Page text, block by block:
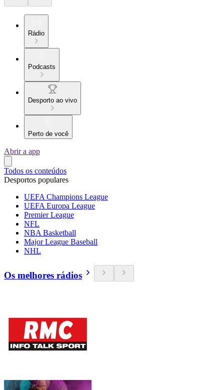
Rádio
Podcasts
Desporto ao vivo
Perto de você
Abrir a app
Todos os conteúdos
Desportos populares
UEFA Champions League
UEFA Europa League
Premier League
NFL
NBA Basketball
Major League Baseball
NHL
Os melhores rádios